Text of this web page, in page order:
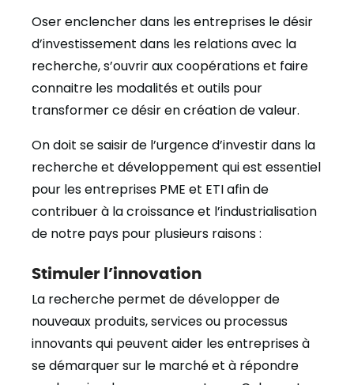
Oser enclencher dans les entreprises le désir
d’investissement dans les relations avec la
recherche, s’ouvrir aux coopérations et faire
connaitre les modalités et outils pour
transformer ce désir en création de valeur.
On doit se saisir de l’urgence d’investir dans la
recherche et développement qui est essentiel
pour les entreprises PME et ETI afin de
contribuer à la croissance et l’industrialisation
de notre pays pour plusieurs raisons :
Stimuler l’innovation
La recherche permet de développer de
nouveaux produits, services ou processus
innovants qui peuvent aider les entreprises à
se démarquer sur le marché et à répondre